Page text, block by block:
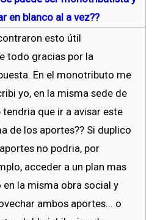
en blanco al a vez??
esto útil
todo gracias por la
En el monotributo me
yo, en la misma sede de
tendria que ir a avisar este
de los aportes?? Si duplico
no podria, por
acceder a un plan mas
en la misma obra social y
ambos aportes... o